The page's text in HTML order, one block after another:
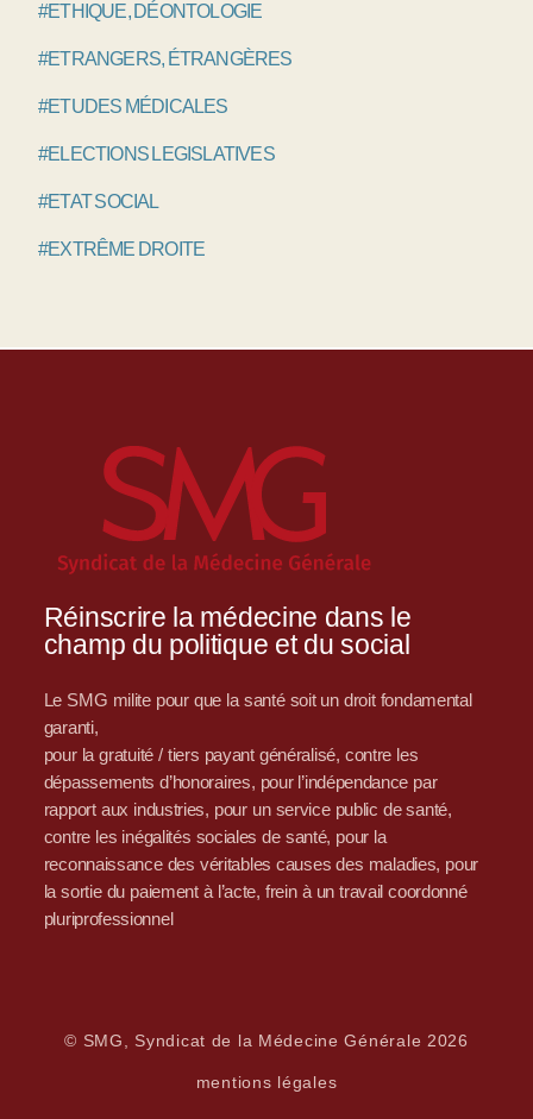
#ETHIQUE, DÉONTOLOGIE
#ETRANGERS, ÉTRANGÈRES
#ETUDES MÉDICALES
#ELECTIONS LEGISLATIVES
#ETAT SOCIAL
#EXTRÊME DROITE
Réinscrire la médecine dans le
champ du politique et du social
Le SMG milite pour que la santé soit un droit fondamental
garanti,
pour la gratuité / tiers payant généralisé, contre les
dépassements d’honoraires, pour l’indépendance par
rapport aux industries, pour un service public de santé,
contre les inégalités sociales de santé, pour la
reconnaissance des véritables causes des maladies, pour
la sortie du paiement à l’acte, frein à un travail coordonné
pluriprofessionnel
© SMG, Syndicat de la Médecine Générale 2026
mentions légales